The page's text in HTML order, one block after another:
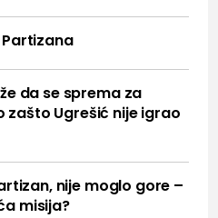
da se sprema za
zašto Ugrešić nije igrao
nije moglo gore –
misija?